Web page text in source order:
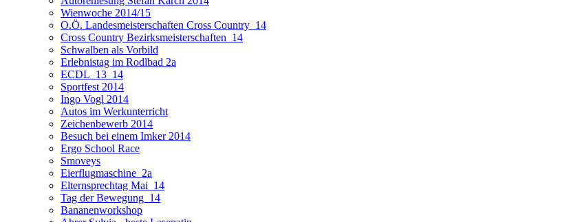
Wienwoche 2014/15
O.Ö. Landesmeisterschaften Cross Country_14
Cross Country Bezirksmeisterschaften_14
Schwalben als Vorbild
Erlebnistag im Rodlbad 2a
ECDL_13_14
Sportfest 2014
Ingo Vogl 2014
Autos im Werkunterricht
Zeichenbewerb 2014
Besuch bei einem Imker 2014
Ergo School Race
Smoveys
Eierflugmaschine_2a
Elternsprechtag Mai_14
Tag der Bewegung_14
Bananenworkshop